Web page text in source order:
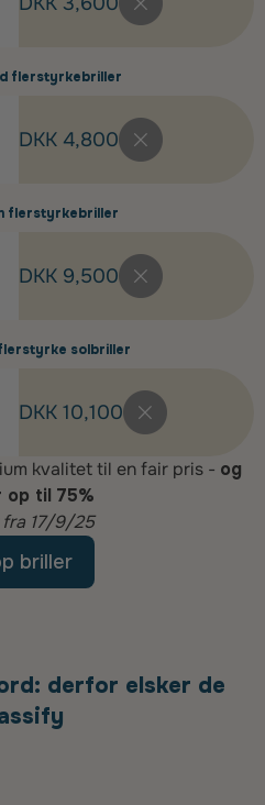
flerstyrkebriller
DKK 4,800
flerstyrkebriller
DKK 9,500
solbriller
DKK 10,100
kvalitet til en fair pris - og
op til 75%
17/9/25
briller
derfor elsker de